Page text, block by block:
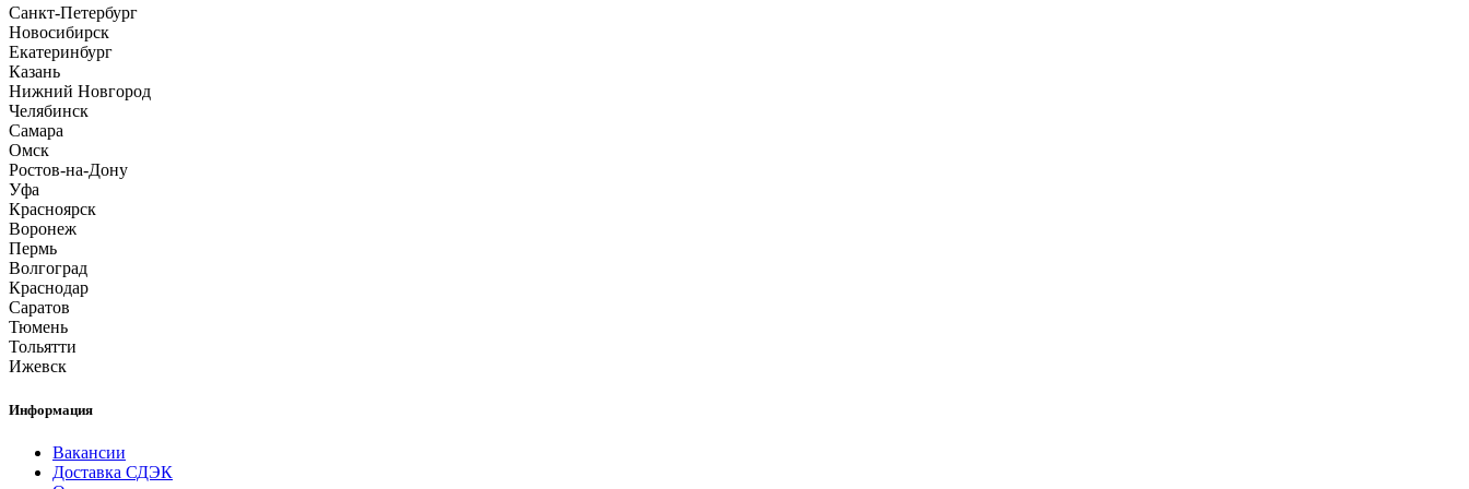
Санкт-Петербург
Новосибирск
Екатеринбург
Казань
Нижний Новгород
Челябинск
Самара
Омск
Ростов-на-Дону
Уфа
Красноярск
Воронеж
Пермь
Волгоград
Краснодар
Саратов
Тюмень
Тольятти
Ижевск
Информация
Вакансии
Доставка СДЭК